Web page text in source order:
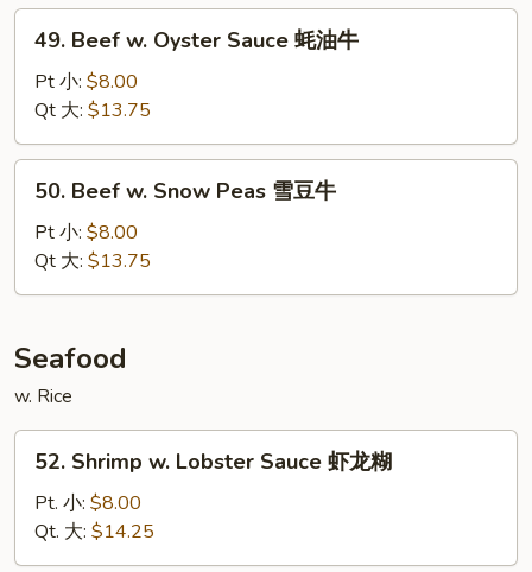
菇
Beef
Oyster
Sauce
蚝
49. Beef w. Oyster Sauce 蚝油牛
Pt 小: $8.00
Qt 大: $13.75
Beef
Snow
Peas
豆
牛
50. Beef w. Snow Peas 雪豆牛
Pt 小: $8.00
Qt 大: $13.75
Seafood
w. Rice
Shrimp
Lobster
Sauce
52. Shrimp w. Lobster Sauce 虾龙糊
Pt. 小: $8.00
Qt. 大: $14.25